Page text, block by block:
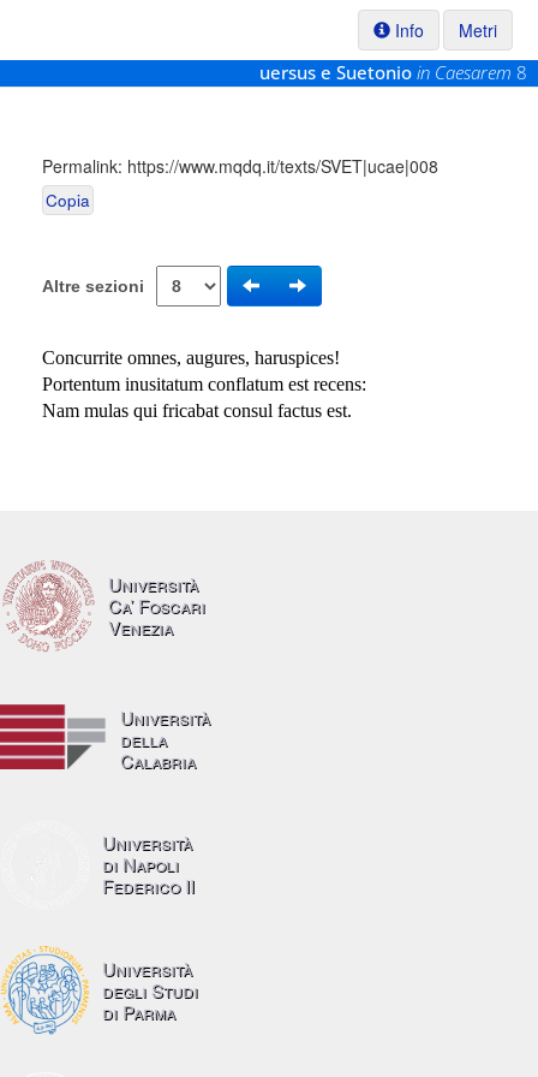
Info
Metri
uersus e Suetonio in Caesarem 8
Permalink: https://www.mqdq.it/texts/SVET|ucae|008
Copia
Altre sezioni
Concurrite omnes, augures, haruspices!
Portentum inusitatum conflatum est recens:
Nam mulas qui fricabat consul factus est.
Università
Ca’ Foscari
Venezia
Università
della
Calabria
Università
di Napoli
Federico II
Università
degli Studi
di Parma